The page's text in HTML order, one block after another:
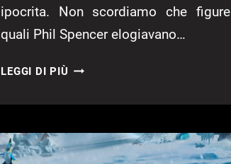
ipocrita. Non scordiamo che figure
quali Phil Spencer elogiavano…
LEGGI DI PIÙ HI-
RUSH
OFFRIRÀ
UN